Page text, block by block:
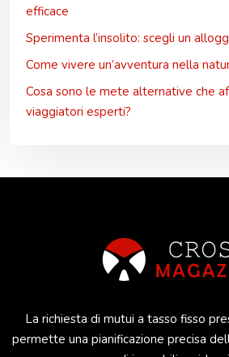
efficace
Sperimenta l’insolito: scegli un
Come vivere un’avventura nella
Cosa sono le mete alternative che
viaggiatori esperti?
La richiesta di mutui a tasso fisso
permette una pianificazione precisa